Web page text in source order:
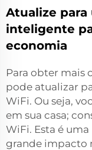
Atualize
inteligente
economia
Para obter mais
pode atualizar
WiFi. Ou seja,
em sua casa;
WiFi. Esta é
grande impacto